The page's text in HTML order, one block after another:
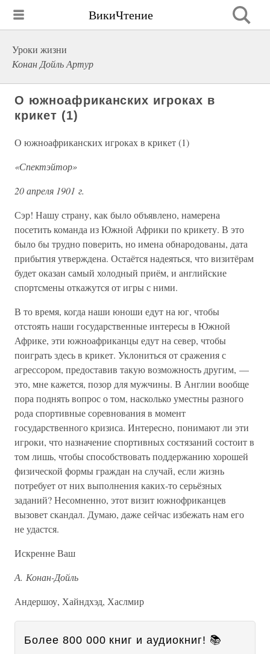
ВикиЧтение
Уроки жизни
Конан Дойль Артур
О южноафриканских игроках в
крикет (1)
О южноафриканских игроках в крикет (1)
«Спектэйтор»
20 апреля 1901 г.
Сэр! Нашу страну, как было объявлено, намерена
посетить команда из Южной Африки по крикету. В это
было бы трудно поверить, но имена обнародованы, дата
прибытия утверждена. Остаётся надеяться, что визитёрам
будет оказан самый холодный приём, и английские
спортсмены откажутся от игры с ними.
В то время, когда наши юноши едут на юг, чтобы
отстоять наши государственные интересы в Южной
Африке, эти южноафриканцы едут на север, чтобы
поиграть здесь в крикет. Уклониться от сражения с
агрессором, предоставив такую возможность другим, —
это, мне кажется, позор для мужчины. В Англии вообще
пора поднять вопрос о том, насколько уместны разного
рода спортивные соревнования в момент
государственного кризиса. Интересно, понимают ли эти
игроки, что назначение спортивных состязаний состоит в
том лишь, чтобы способствовать поддержанию хорошей
физической формы граждан на случай, если жизнь
потребует от них выполнения каких-то серьёзных
заданий? Несомненно, этот визит южнофриканцев
вызовет скандал. Думаю, даже сейчас избежать нам его
не удастся.
Искренне Ваш
А. Конан-Дойль
Андершоу, Хайндхэд, Хаслмир
Более 800 000 книг и аудиокниг! 📚